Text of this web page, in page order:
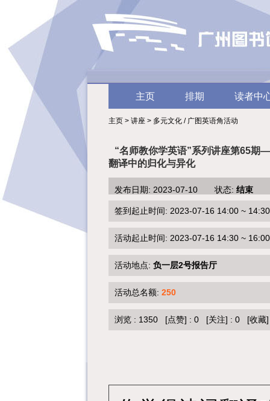
主页 排期 读者中
主页 > 讲座 > 多元文化 / 广图英语角活动
“名师教你学英语”系列讲座第65期
翻译中的归化与异化
发布日期: 2023-07-10 状态: 结束
签到起止时间: 2023-07-16 14:00 ~ 14:30
活动起止时间: 2023-07-16 14:30 ~ 16:00
活动地点: 负一层2号报告厅
活动总名额: 250
浏览 : 1350 [点赞] : 0 [关注] : 0 [收藏]